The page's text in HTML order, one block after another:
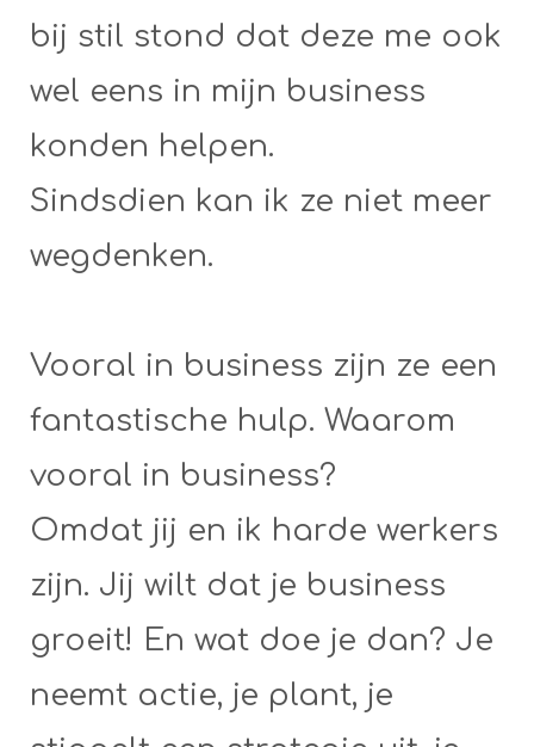
bij stil stond dat deze me ook
wel eens in mijn business
konden helpen.
Sindsdien kan ik ze niet meer
wegdenken.
Vooral in business zijn ze een
fantastische hulp. Waarom
vooral in business?
Omdat jij en ik harde werkers
zijn. Jij wilt dat je business
groeit! En wat doe je dan? Je
neemt actie, je plant, je